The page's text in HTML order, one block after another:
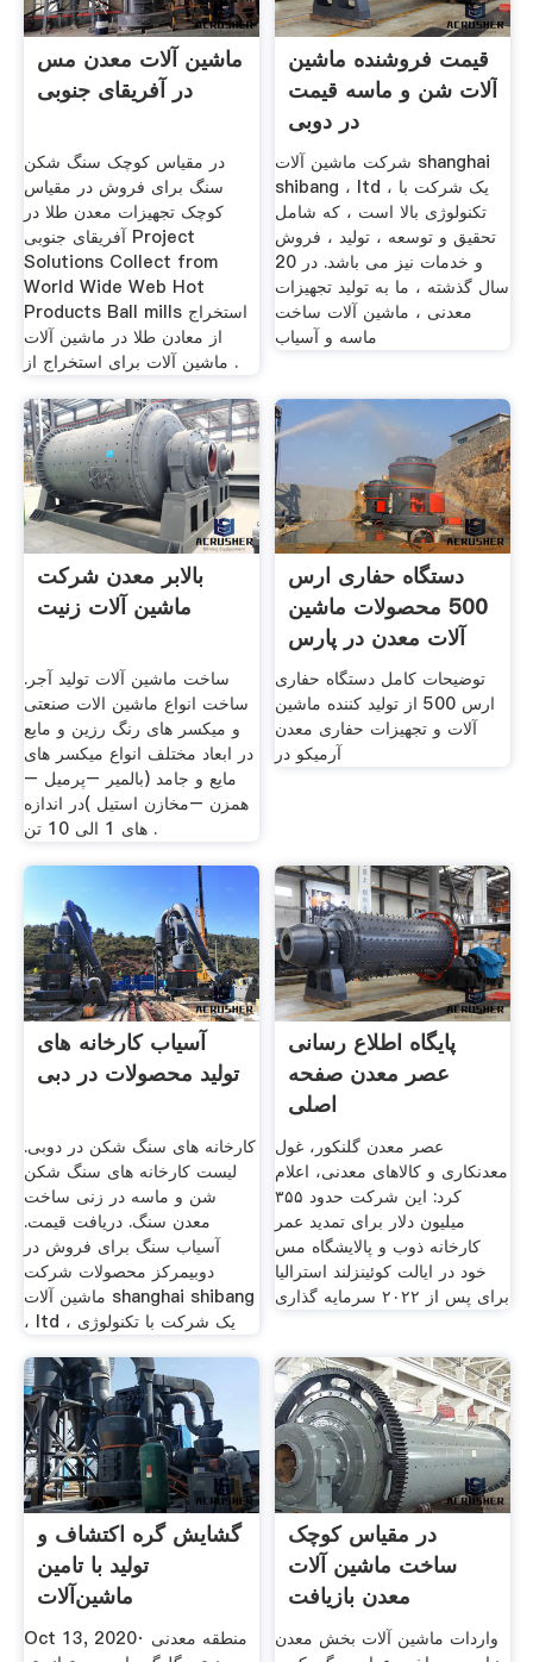
ماشین آلات معدن مس
در آفریقای جنوبی
در مقیاس کوچک سنگ شکن
سنگ برای فروش در مقیاس
کوچک تجهیزات معدن طلا در
آفریقای جنوبی Project
Solutions Collect from
World Wide Web Hot
Products Ball mills استخراج
از معادن طلا در ماشین آلات
ماشین آلات برای استخراج از .
قیمت فروشنده ماشین
آلات شن و ماسه قیمت
در دوبی
شرکت ماشین آلات shanghai
shibang ، ltd ، یک شرکت با
تکنولوژی بالا است ، که شامل
تحقیق و توسعه ، تولید ، فروش
و خدمات نیز می باشد. در 20
سال گذشته ، ما به تولید تجهیزات
معدنی ، ماشین آلات ساخت
ماسه و آسیاب
بالابر معدن شرکت
ماشین آلات زنیت
ساخت ماشین آلات تولید آجر.
ساخت انواع ماشین الات صنعتی
و میکسر های رنگ رزین و مایع
در ابعاد مختلف انواع میکسر های
مایع و جامد (بالمیر –پرمیل –
همزن –مخازن استیل )در اندازه
های 1 الی 10 تن .
دستگاه حفاری ارس
500 محصولات ماشین
آلات معدن در پارس
سنتر
توضیحات کامل دستگاه حفاری
ارس 500 از تولید کننده ماشین
آلات و تجهیزات حفاری معدن
آرمیکو در
آسیاب کارخانه های
تولید محصولات در دبی
کارخانه های سنگ شکن در دوبی.
لیست کارخانه های سنگ شکن
شن و ماسه در زنی ساخت
معدن سنگ. دریافت قیمت.
آسیاب سنگ برای فروش در
دوبیمرکز محصولات شرکت
ماشین آلات shanghai shibang
، ltd ، یک شرکت با تکنولوژی
پایگاه اطلاع رسانی
عصر معدن صفحه
اصلی
عصر معدن گلنکور، غول
معدنکاری و کالاهای معدنی، اعلام
کرد: این شرکت حدود ۳۵۵
میلیون دلار برای تمدید عمر
کارخانه ذوب و پالایشگاه مس
خود در ایالت کوئینزلند استرالیا
برای پس از ۲۰۲۲ سرمایه گذاری
گشایش گره اکتشاف و
تولید با تامین
ماشین‌آلات
Oct 13, 2020· منطقه معدنی
در مقیاس کوچک
ساخت ماشین آلات
معدن بازیافت
واردات ماشین آلات بخش معدن